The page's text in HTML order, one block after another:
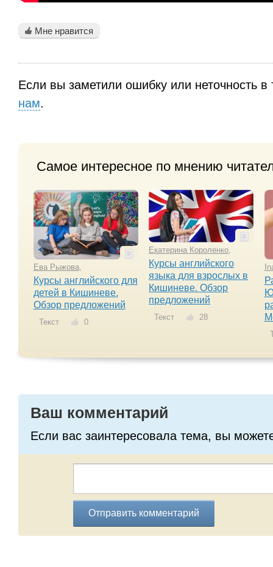
Мне нравится
Если вы заметили ошибку или неточность в
нам.
Самое интересное по мнению
Ева Рыжова,
Курсы английского для
детей в Кишиневе.
Обзор предложений
Текст 0
Екатерина Короленко
Курсы английского
языка для взрослых в
Кишиневе. Обзор
предложений
Текст 28
Ваш комментарий
Если вас заинтересовала тема, вы
Отправить комментарий